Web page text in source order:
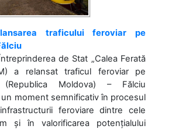
traficului feroviar pe
de Stat „Calea Ferată
a relansat traficul feroviar pe
Moldova) – Fălciu
un moment semnificativ în procesul
feroviare dintre cele
și în valorificarea potențialului